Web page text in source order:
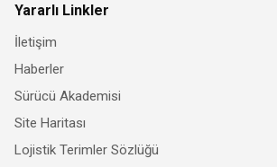
Yararlı Linkler
İletişim
Haberler
Sürücü Akademisi
Site Haritası
Lojistik Terimler Sözlüğü